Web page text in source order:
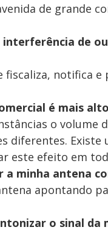
de grande
de
fiscaliza, notifica
é mais
o volume
diferentes.
este efeito em
a minha antena
apontando
o sinal da